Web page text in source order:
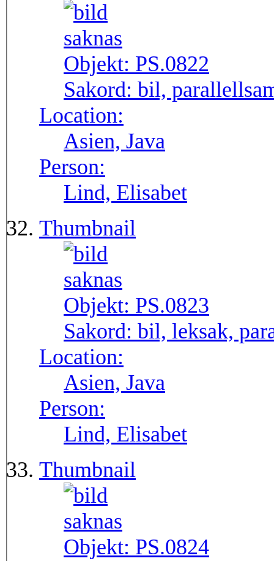
Objekt: PS.0822
Sakord: bil,
Location:
Asien, Java
Person:
Lind, Elisabet
Thumbnail
Objekt: PS.0823
Sakord: bil, leksak,
Location:
Asien, Java
Person:
Lind, Elisabet
Thumbnail
Objekt: PS.0824